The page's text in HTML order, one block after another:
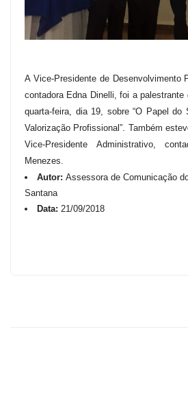
A Vice-Presidente de Desenvolvimento
contadora Edna Dinelli, foi a palestrante
quarta-feira, dia 19, sobre “O Papel do
Valorização Profissional”. Também
Vice-Presidente Administrativo,
Menezes.
Autor: Assessora de Comunicação
Santana
Data: 21/09/2018